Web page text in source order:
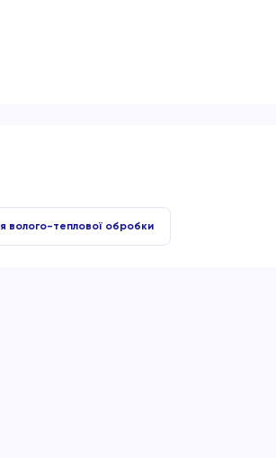
волого-теплової обробки